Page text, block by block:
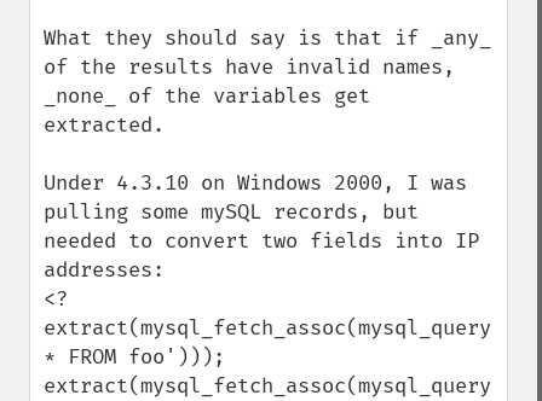
What they should say is that if _any_
of the results have invalid names,
_none_ of the variables get
extracted.
Under 4.3.10 on Windows 2000, I was
pulling some mySQL records, but
needed to convert two fields into IP
addresses:
<?
* FROM foo')));